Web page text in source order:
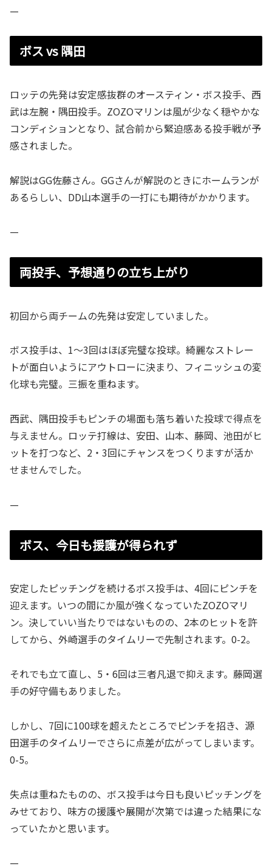
—
ボス vs 隅田
ロッテの先発は安定感抜群のオースティン・ボス投手、西
武は左腕・隅田投手。ZOZOマリンは風が少なく穏やかな
コンディションとなり、試合前から緊迫感ある投手戦が予
感されました。
解説はGG佐藤さん。GGさんが解説のときにホームランが
あるらしい、DD山本選手の一打にも期待がかかります。
—
両投手、予想通りの立ち上がり
初回から両チームの先発は安定していました。
ボス投手は、1〜3回はほぼ完璧な投球。綺麗なストレー
トが面白いようにアウトローに決まり、フィニッシュの変
化球も完璧。三振を重ねます。
西武、隅田投手もピンチの場面も落ち着いた投球で得点を
与えません。ロッテ打線は、安田、山本、藤岡、池田がヒ
ットを打つなど、2・3回にチャンスをつくりますが活か
せませんでした。
—
ボス、今日も援護が得られず
安定したピッチングを続けるボス投手は、4回にピンチを
迎えます。いつの間にか風が強くなっていたZOZOマリ
ン。決していい当たりではないものの、2本のヒットを許
してから、外崎選手のタイムリーで先制されます。0-2。
それでも立て直し、5・6回は三者凡退で抑えます。藤岡選
手の好守備もありました。
しかし、7回に100球を超えたところでピンチを招き、源
田選手のタイムリーでさらに点差が広がってしまいます。
0-5。
失点は重ねたものの、ボス投手は今日も良いピッチングを
みせており、味方の援護や展開が次第では違った結果にな
っていたかと思います。
—